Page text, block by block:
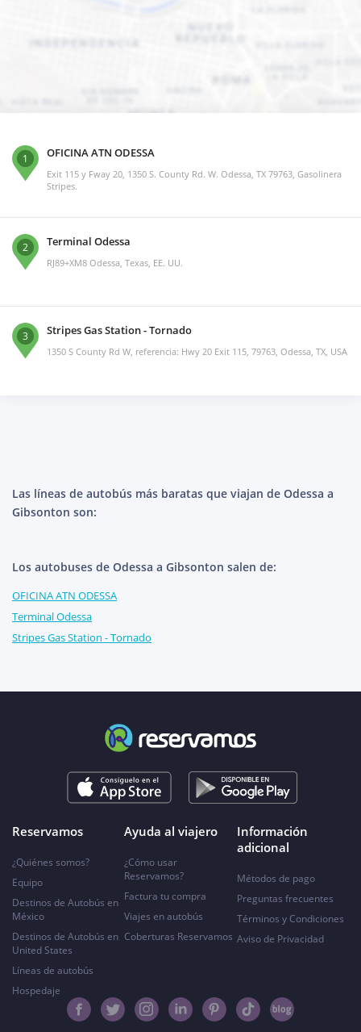
1 OFICINA ATN ODESSA
Exit 115 y Fway 20, 1350 S. County Rd. W. Odessa, TX 79763, Gasolinera
Stripes.
2 Terminal Odessa
RJ89+XM8 Odessa, Texas, EE. UU.
3 Stripes Gas Station - Tornado
1350 S County Rd W, referencia: Hwy 20 Exit 115, 79763, Odessa, TX, USA
Las líneas de autobús más baratas que viajan de Odessa a
Gibsonton son:
Los autobuses de Odessa a Gibsonton salen de:
OFICINA ATN ODESSA
Terminal Odessa
Stripes Gas Station - Tornado
Reservamos
¿Quiénes somos?
Equipo
Destinos de Autobús en
México
Destinos de Autobús en
United States
Líneas de autobús
Hospedaje
Ayuda al viajero
¿Cómo usar
Reservamos?
Factura tu compra
Viajes en autobús
Coberturas Reservamos
Información
adicional
Métodos de pago
Preguntas frecuentes
Términos y Condiciones
Aviso de Privacidad